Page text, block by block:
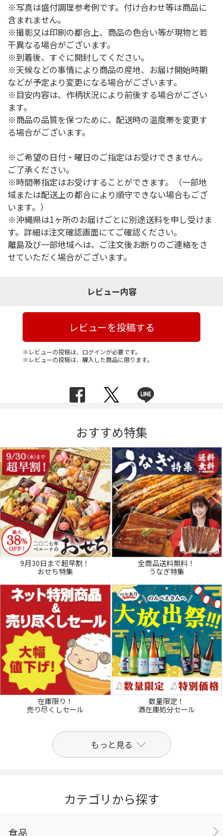
※写真は盛付調理参考例です。付け合わせ等は商品に
含まれません。
※撮影又は印刷の都合上、商品の色合い等が現物と若
干異なる場合がございます。
※到着後、すぐに開封してください。
※天候などの事情により商品の産地、お届け開始時期
などが予定より変更になる場合がございます。
※目安内容は、作柄状況により前後する場合がござい
ます。
※商品の品質を保つために、配送時の温度帯を変更す
る場合がございます。
※ご希望の日付・曜日のご指定はお受けできません。
ご了承ください。
※時間帯指定はお受けすることができます。（一部地
域または配送上の都合により順守できない場合もござ
います。）
※沖縄県は1ヶ所のお届けごとに別途送料を申し受けま
す。詳細は注文確認画面にてご確認ください。
離島及び一部地域へは、ご注文後お断りのご連絡をさ
せていただく場合がございます。
レビュー内容
レビューを投稿する
※レビューの投稿は、ログインが必要です。
※レビューの投稿は、購入した商品に限ります。
おすすめ特集
9月30日まで超早割！
おせち特集
全商品送料無料！
うなぎ特集
在庫限り！
売り尽くしセール
数量限定！
酒在庫処分セール
もっと見る
カテゴリから探す
食品